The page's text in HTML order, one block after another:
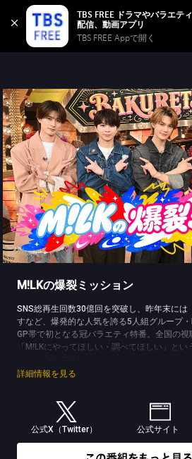
TBS FREE ドラマやバラエテ
TBS FREE Appで開く
TBS FREE
無料見逃し配信
M!LKの爆裂ミッション
SNS総再生回数30億回を突破し、昨年末には
すなど、爆発的な人気を誇る5人組グループ
GP帯で初となる冠バラエティ特番。全国の
「M!LKにやってほしい・調べてほしい」と
子、滝沢カレン、吉村崇（平成ノブシコブシ
詳細情報を見る
公式X（Twitter） 公式サイト